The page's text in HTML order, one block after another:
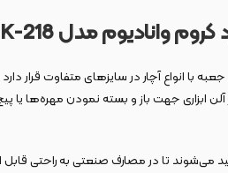
با انواع آچار در سایزهای متفاوت
جهت باز و بسته نمودن مهره‌ها یا
می‌شوند تا در مصارف صنعتی به راحتی قابل